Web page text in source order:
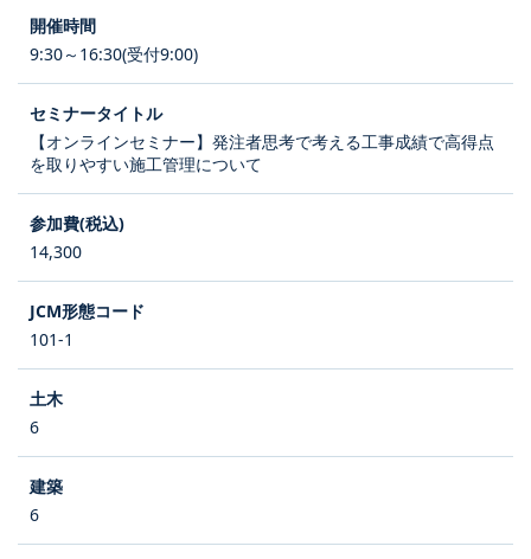
9:30～16:30(受付9:00)
【オンラインセミナー】発注者思考で考える工事成績で高得点
を取りやすい施工管理について
14,300
101-1
6
6